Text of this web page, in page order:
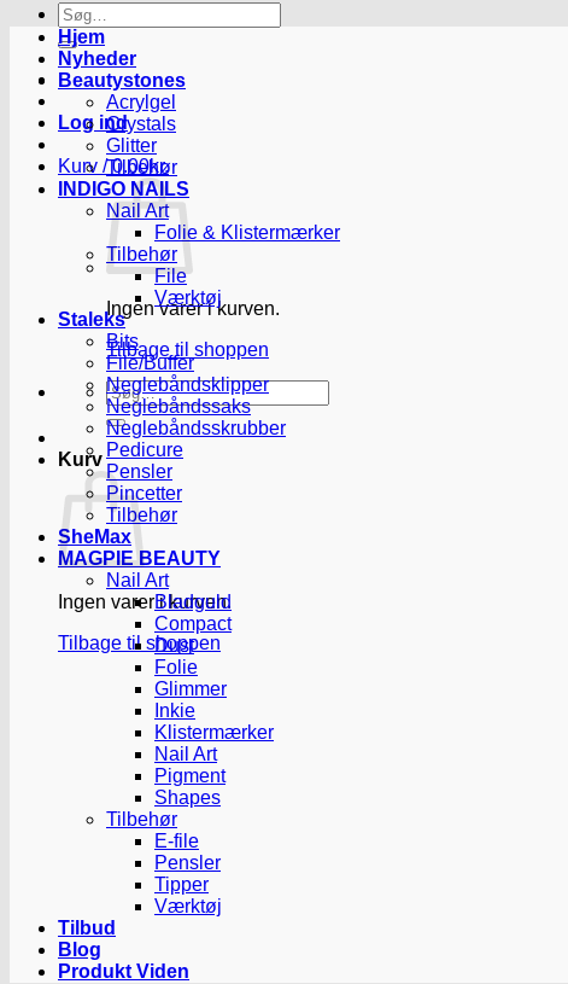
Søg
efter:
Log ind
Kurv /0.00kr.
Ingen varer i kurven.
Tilbage til shoppen
Søg
efter:
Kurv
Ingen varer i kurven.
Tilbage til shoppen
Hjem
Nyheder
Beautystones
Acrylgel
Crystals
Glitter
Tilbehør
INDIGO NAILS
Nail Art
Folie & Klistermærker
Tilbehør
File
Værktøj
Staleks
Bits
File/Buffer
Neglebåndsklipper
Neglebåndssaks
Neglebåndsskrubber
Pedicure
Pensler
Pincetter
Tilbehør
SheMax
MAGPIE BEAUTY
Nail Art
Bladguld
Compact
Dust
Folie
Glimmer
Inkie
Klistermærker
Nail Art
Pigment
Shapes
Tilbehør
E-file
Pensler
Tipper
Værktøj
Tilbud
Blog
Produkt Viden